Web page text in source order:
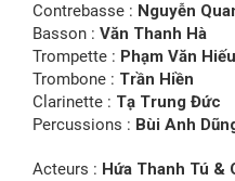
Contrebasse : Nguyễn
Basson : Văn Thanh Hà
Trompette : Phạm Văn Hiếu
Trombone : Trần Hiền
Clarinette : Tạ Trung Đức
Percussions : Bùi Anh
Acteurs : Hứa Thanh Tú &